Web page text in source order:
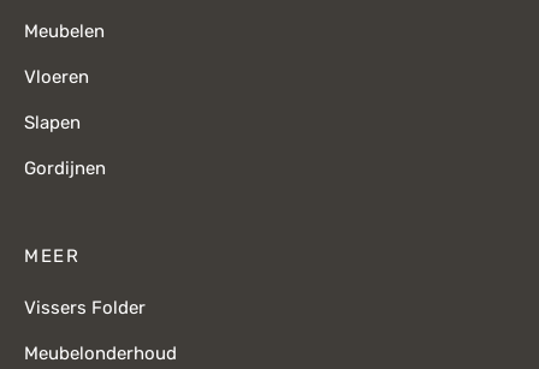
Meubelen
Vloeren
Slapen
Gordijnen
MEER
Vissers Folder
Meubelonderhoud